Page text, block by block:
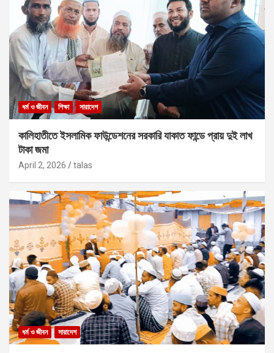
ধর্ম ও জীবন শিক্ষা সারাদেশ
কালিহাতীতে ইসলামিক ফাউন্ডেশনের সরকারি যাকাত ফান্ডে প্রায় দুই লাখ
টাকা জমা
April 2, 2026 talas
ধর্ম ও জীবন সারাদেশ